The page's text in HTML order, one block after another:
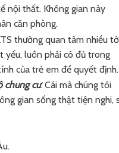
nội thất. Không gian này
căn phòng.
thường quan tâm nhiều
yếu, luôn phải có đủ trong
của trẻ em để quyết định.
chung cư. Cái mà chúng tôi
gian sống thật tiện nghi,